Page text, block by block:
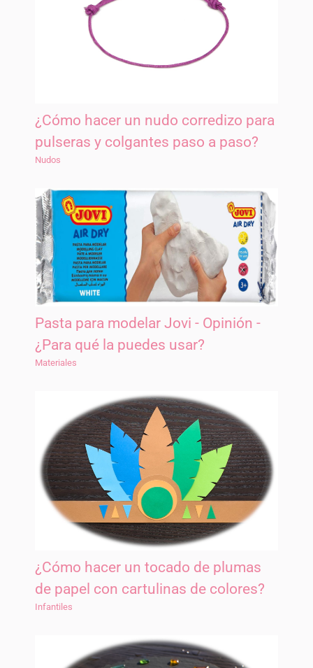
¿Cómo hacer un nudo corredizo para
pulseras y colgantes paso a paso?
Nudos
Pasta para modelar Jovi - Opinión -
¿Para qué la puedes usar?
Materiales
¿Cómo hacer un tocado de plumas
de papel con cartulinas de colores?
Infantiles